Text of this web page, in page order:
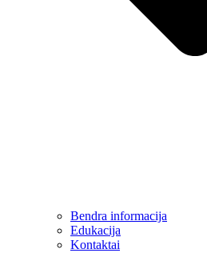
Bendra informacija
Edukacija
Kontaktai